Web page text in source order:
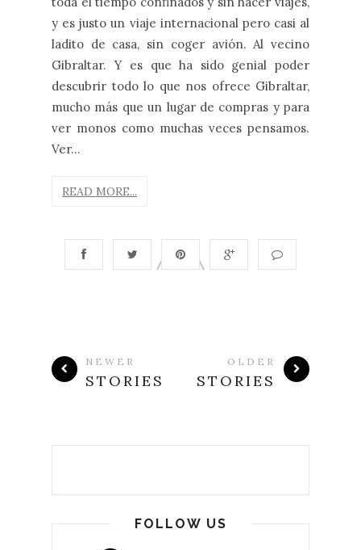
y es justo un viaje internacional pero casi al
ladito de casa, sin coger avión. Al vecino
Gibraltar. Y es que ha sido genial poder
descubrir todo lo que nos ofrece Gibraltar,
mucho más que un lugar de compras y para
ver monos como muchas veces pensamos.
Ver...
READ MORE...
NEWER
STORIES
OLDER
STORIES
FOLLOW US